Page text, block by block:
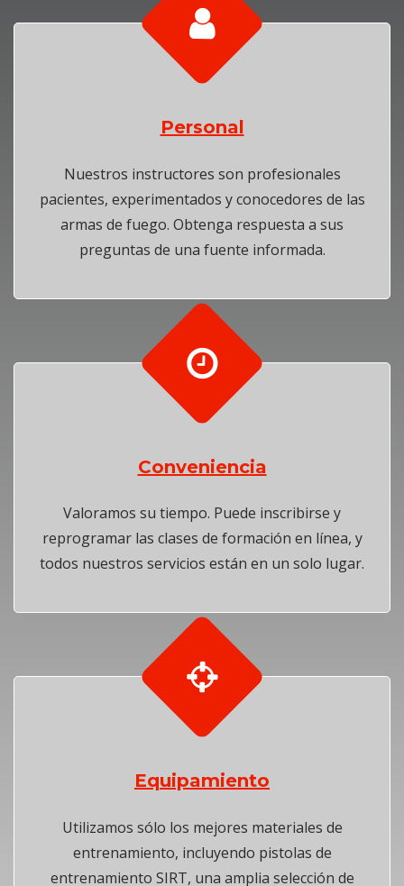
Personal
Nuestros instructores son profesionales
pacientes, experimentados y conocedores de las
armas de fuego. Obtenga respuesta a sus
preguntas de una fuente informada.
Conveniencia
Valoramos su tiempo. Puede inscribirse y
reprogramar las clases de formación en línea, y
todos nuestros servicios están en un solo lugar.
Equipamiento
Utilizamos sólo los mejores materiales de
entrenamiento, incluyendo pistolas de
entrenamiento SIRT, una amplia selección de